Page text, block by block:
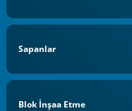
Sapanlar
Blok İnşaa Etme